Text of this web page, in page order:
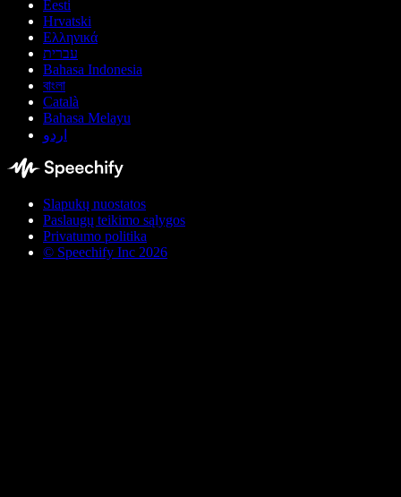
Eesti
Hrvatski
Ελληνικά
עברית
Bahasa Indonesia
বাংলা
Català
Bahasa Melayu
اردو
Slapukų nuostatos
Paslaugų teikimo sąlygos
Privatumo politika
© Speechify Inc 2026